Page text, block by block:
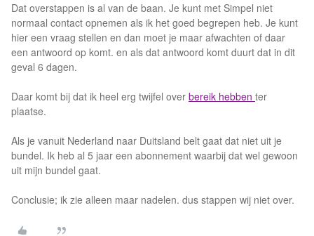
Dat overstappen is al van de baan. Je kunt met Simpel niet
normaal contact opnemen als ik het goed begrepen heb. Je kunt
hier een vraag stellen en dan moet je maar afwachten of daar
een antwoord op komt. en als dat antwoord komt duurt dat in dit
geval 6 dagen.
Daar komt bij dat ik heel erg twijfel over bereik hebben ter
plaatse.
Als je vanuit Nederland naar Duitsland belt gaat dat niet uit je
bundel. Ik heb al 5 jaar een abonnement waarbij dat wel gewoon
uit mijn bundel gaat.
Conclusie; ik zie alleen maar nadelen. dus stappen wij niet over.